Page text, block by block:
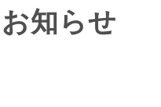
知らせ